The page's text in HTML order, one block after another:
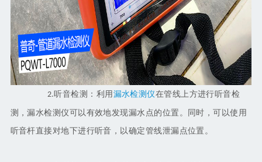
2.听音检测：利用 漏水检测仪在管线上方进行听音检
测，漏水检测仪可以有效地发现漏水点的位置。同时，可以使用
听音杆直接对地下进行听音，以确定管线泄漏点位置。